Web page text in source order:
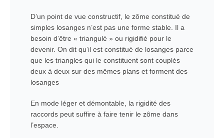
D’un point de vue constructif, le zôme constitué de
simples losanges n’est pas une forme stable. Il a
besoin d’être « triangulé » ou rigidifié pour le
devenir. On dit qu’il est constitué de losanges parce
que les triangles qui le constituent sont couplés
deux à deux sur des mêmes plans et forment des
losanges
En mode léger et démontable, la rigidité des
raccords peut suffire à faire tenir le zôme dans
l’espace.